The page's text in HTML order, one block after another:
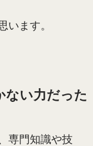
います。
ない力だった
専門知識や技